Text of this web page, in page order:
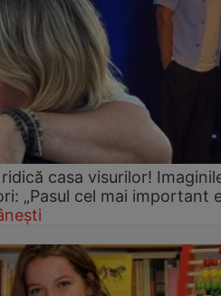
casa visurilor!
„Pasul cel mai important